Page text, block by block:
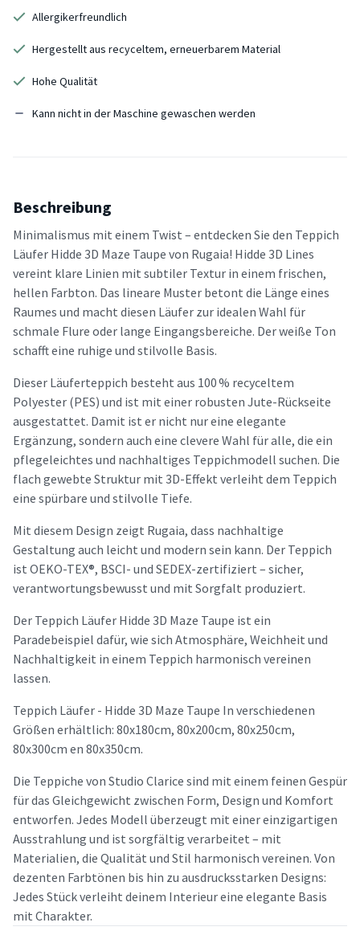
Allergikerfreundlich
Hergestellt aus recyceltem, erneuerbarem Material
Hohe Qualität
Kann nicht in der Maschine gewaschen werden
Beschreibung
Minimalismus mit einem Twist – entdecken Sie den Teppich
Läufer Hidde 3D Maze Taupe von Rugaia! Hidde 3D Lines
vereint klare Linien mit subtiler Textur in einem frischen,
hellen Farbton. Das lineare Muster betont die Länge eines
Raumes und macht diesen Läufer zur idealen Wahl für
schmale Flure oder lange Eingangsbereiche. Der weiße Ton
schafft eine ruhige und stilvolle Basis.
Dieser Läuferteppich besteht aus 100 % recyceltem
Polyester (PES) und ist mit einer robusten Jute-Rückseite
ausgestattet. Damit ist er nicht nur eine elegante
Ergänzung, sondern auch eine clevere Wahl für alle, die ein
pflegeleichtes und nachhaltiges Teppichmodell suchen. Die
flach gewebte Struktur mit 3D-Effekt verleiht dem Teppich
eine spürbare und stilvolle Tiefe.
Mit diesem Design zeigt Rugaia, dass nachhaltige
Gestaltung auch leicht und modern sein kann. Der Teppich
ist OEKO-TEX®, BSCI- und SEDEX-zertifiziert – sicher,
verantwortungsbewusst und mit Sorgfalt produziert.
Der Teppich Läufer Hidde 3D Maze Taupe ist ein
Paradebeispiel dafür, wie sich Atmosphäre, Weichheit und
Nachhaltigkeit in einem Teppich harmonisch vereinen
lassen.
Teppich Läufer - Hidde 3D Maze Taupe In verschiedenen
Größen erhältlich: 80x180cm, 80x200cm, 80x250cm,
80x300cm en 80x350cm.
Die Teppiche von Studio Clarice sind mit einem feinen Gespür
für das Gleichgewicht zwischen Form, Design und Komfort
entworfen. Jedes Modell überzeugt mit einer einzigartigen
Ausstrahlung und ist sorgfältig verarbeitet – mit
Materialien, die Qualität und Stil harmonisch vereinen. Von
dezenten Farbtönen bis hin zu ausdrucksstarken Designs:
Jedes Stück verleiht deinem Interieur eine elegante Basis
mit Charakter.